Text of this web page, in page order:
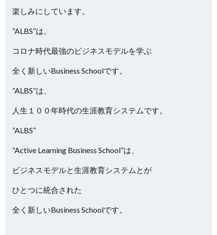
楽しみにしています。
”ALBS”は、
コロナ時代最強のビジネスモデルを学ぶ
全く新しいBusiness Schoolです。
”ALBS”は、
人生１００年時代の生涯教育システムです。
”ALBS”
”Active Learning Business School”は、
ビジネスモデルと生涯教育システムとが
ひとつに統合された
全く新しいBusiness Schoolです。